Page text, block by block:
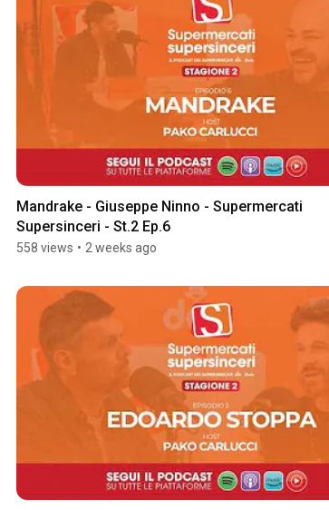
Mandrake - Giuseppe Ninno - Supermercati
Supersinceri - St.2 Ep.6
558 views • 2 weeks ago